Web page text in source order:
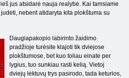
jus atsidarė nauja realybė. Kai tamsiame
nebent atidaryta kita plokštuma su
Daugiapakopio labirinto žaidimo
pradžioje turėsite klajoti tik dviejose
plokštumose, bet kuo toliau einate per
lygius, tuo sunkiau rasti kelią. Vietoj
dviejų lėktuvų trys pasirodo, tada keturios,